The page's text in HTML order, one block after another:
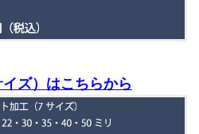
ズ）はこちらから